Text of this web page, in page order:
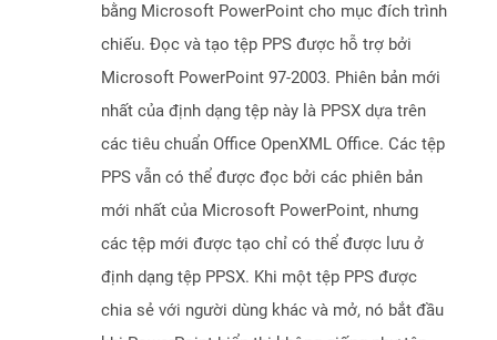
bằng Microsoft PowerPoint cho mục đích trình
chiếu. Đọc và tạo tệp PPS được hỗ trợ bởi
Microsoft PowerPoint 97-2003. Phiên bản mới
nhất của định dạng tệp này là PPSX dựa trên
các tiêu chuẩn Office OpenXML Office. Các tệp
PPS vẫn có thể được đọc bởi các phiên bản
mới nhất của Microsoft PowerPoint, nhưng
các tệp mới được tạo chỉ có thể được lưu ở
định dạng tệp PPSX. Khi một tệp PPS được
chia sẻ với người dùng khác và mở, nó bắt đầu